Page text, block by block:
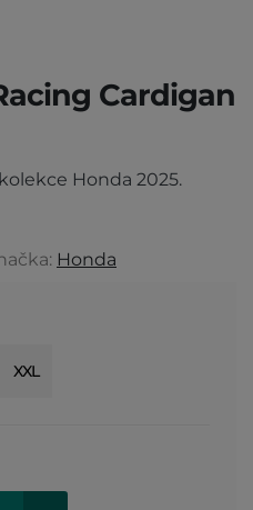
Cardigan
Honda 2025.
Honda
XXL